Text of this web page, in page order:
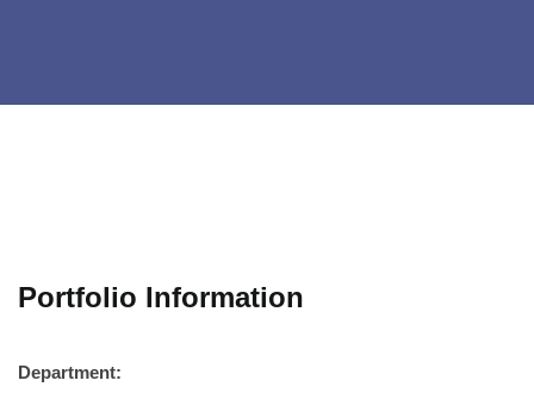
Portfolio Information
Department: